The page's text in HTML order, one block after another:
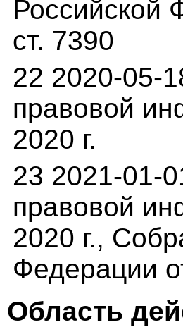
Российской
ст. 7390
22 2020-05-
правовой
2020 г.
23 2021-01-
правовой
2020 г.,
Федерации
Область